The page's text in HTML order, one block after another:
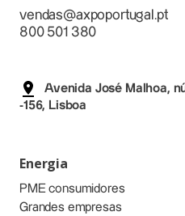
vendas@axpoportugal.pt
800 501 380
Avenida José Malhoa,
-156, Lisboa
Energia
PME consumidores
Grandes empresas